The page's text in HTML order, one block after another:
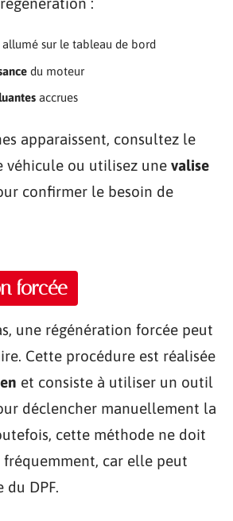
allumé sur le tableau de bord
du moteur
accrues
apparaissent, consultez le
véhicule ou utilisez une valise
confirmer le besoin de
forcée
une régénération forcée peut
Cette procédure est réalisée
et consiste à utiliser un outil
déclencher manuellement la
cette méthode ne doit
car elle peut
du DPF.